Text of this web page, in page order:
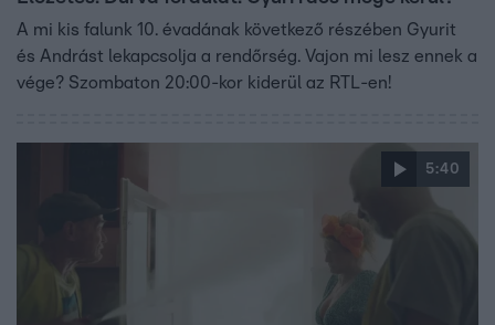
A mi kis falunk 10. évadának következő részében Gyurit
és Andrást lekapcsolja a rendőrség. Vajon mi lesz ennek a
vége? Szombaton 20:00-kor kiderül az RTL-en!
5:40